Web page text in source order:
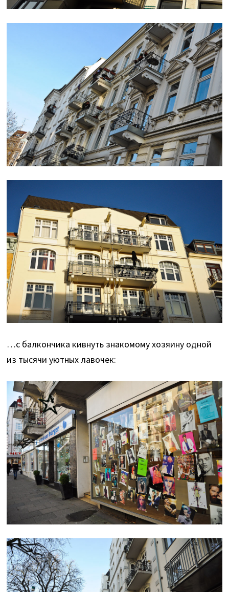
…с балкончика кивнуть знакомому хозяину одной
из тысячи уютных лавочек: